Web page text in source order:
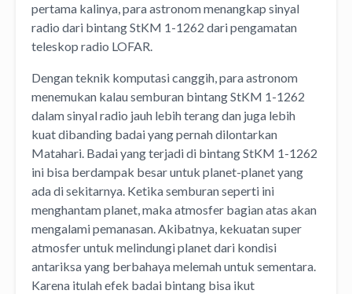
pertama kalinya, para astronom menangkap sinyal
radio dari bintang StKM 1-1262 dari pengamatan
teleskop radio LOFAR.
Dengan teknik komputasi canggih, para astronom
menemukan kalau semburan bintang StKM 1-1262
dalam sinyal radio jauh lebih terang dan juga lebih
kuat dibanding badai yang pernah dilontarkan
Matahari. Badai yang terjadi di bintang StKM 1-1262
ini bisa berdampak besar untuk planet-planet yang
ada di sekitarnya. Ketika semburan seperti ini
menghantam planet, maka atmosfer bagian atas akan
mengalami pemanasan. Akibatnya, kekuatan super
atmosfer untuk melindungi planet dari kondisi
antariksa yang berbahaya melemah untuk sementara.
Karena itulah efek badai bintang bisa ikut